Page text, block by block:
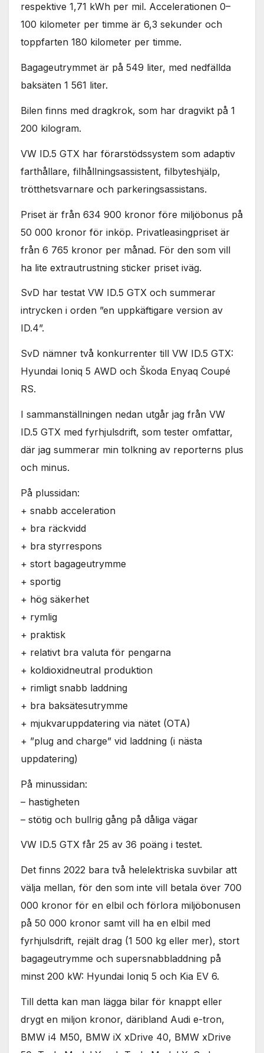
respektive 1,71 kWh per mil. Accelerationen 0–
100 kilometer per timme är 6,3 sekunder och
toppfarten 180 kilometer per timme.
Bagageutrymmet är på 549 liter, med nedfällda
baksäten 1 561 liter.
Bilen finns med dragkrok, som har dragvikt på 1
200 kilogram.
VW ID.5 GTX har förarstödssystem som adaptiv
farthållare, filhållningsassistent, filbyteshjälp,
trötthetsvarnare och parkeringsassistans.
Priset är från 634 900 kronor före miljöbonus på
50 000 kronor för inköp. Privatleasingpriset är
från 6 765 kronor per månad. För den som vill
ha lite extrautrustning sticker priset iväg.
SvD har testat VW ID.5 GTX och summerar
intrycken i orden ”en uppkäftigare version av
ID.4”.
SvD nämner två konkurrenter till VW ID.5 GTX:
Hyundai Ioniq 5 AWD och Škoda Enyaq Coupé
RS.
I sammanställningen nedan utgår jag från VW
ID.5 GTX med fyrhjulsdrift, som tester omfattar,
där jag summerar min tolkning av reporterns plus
och minus.
På plussidan:
+ snabb acceleration
+ bra räckvidd
+ bra styrrespons
+ stort bagageutrymme
+ sportig
+ hög säkerhet
+ rymlig
+ praktisk
+ relativt bra valuta för pengarna
+ koldioxidneutral produktion
+ rimligt snabb laddning
+ bra baksätesutrymme
+ mjukvaruppdatering via nätet (OTA)
+ ”plug and charge” vid laddning (i nästa
uppdatering)
På minussidan:
– hastigheten
– stötig och bullrig gång på dåliga vägar
VW ID.5 GTX får 25 av 36 poäng i testet.
Det finns 2022 bara två helelektriska suvbilar att
välja mellan, för den som inte vill betala över 700
000 kronor för en elbil och förlora miljöbonusen
på 50 000 kronor samt vill ha en elbil med
fyrhjulsdrift, rejält drag (1 500 kg eller mer), stort
bagageutrymme och supersnabbladdning på
minst 200 kW: Hyundai Ioniq 5 och Kia EV 6.
Till detta kan man lägga bilar för knappt eller
drygt en miljon kronor, däribland Audi e-tron,
BMW i4 M50, BMW iX xDrive 40, BMW xDrive
För att vi ska
funktionalitet
uppbyggnad,
Genom att dela
intressen och ditt
surfar ökar du
chansen att få se
anpassat innehåll
och erbjudanden.